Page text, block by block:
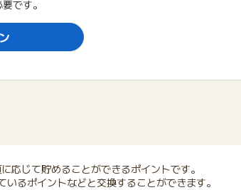
です。
じて貯めることができるポイントです。
るポイントなどと交換することができます。